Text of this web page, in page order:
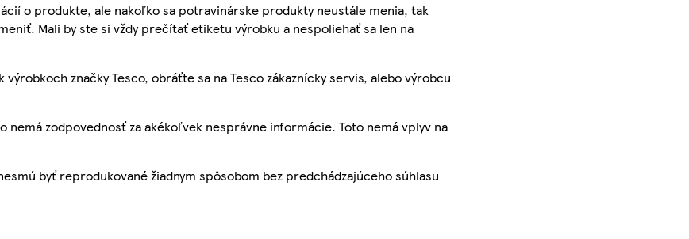
o produkte, ale nakoľko sa potravinárske produkty neustále menia, tak
Mali by ste si vždy prečítať etiketu výrobku a nespoliehať sa len na
značky Tesco, obráťte sa na Tesco zákaznícky servis, alebo výrobcu
zodpovednosť za akékoľvek nesprávne informácie. Toto nemá vplyv na
byť reprodukované žiadnym spôsobom bez predchádzajúceho súhlasu